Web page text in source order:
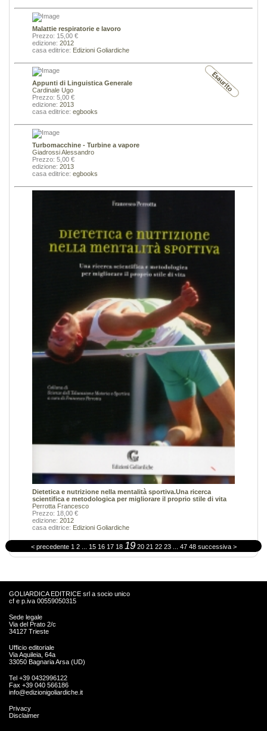
Malattie respiratorie e lavoro
Prezzo: 15,00 €
edizione: 2012
casa editrice: Edizioni Goliardiche
Appunti di Linguistica Generale
Cardinale Ugo
Prezzo: 5,00 €
edizione: 2013
casa editrice: egbooks
Turbomacchine - Turbine a vapore
Giadrossi Alessandro
Prezzo: 5,00 €
edizione: 2013
casa editrice: egbooks
Dietetica e nutrizione nella mentalità sportiva.Una ricerca
scientifica e metodologica per migliorare il proprio stile di vita
Perrotta Francesco
Prezzo: 18,00 €
edizione: 2012
casa editrice: Edizioni Goliardiche
< precedente 1 2 15 16 17 18 19 20 21 22 23 47 48 successiva >
GOLIARDICA EDITRICE srl a socio unico
cf e p.iva 00559050315
Sede legale
Via del Prato 2/c
34127 Trieste
Ufficio editoriale
Via Aquileia, 64a
33050 Bagnaria Arsa (UD)
Tel +39 0432996122
Fax +39 040 566186
info@edizionigoliardiche.it
Privacy
Disclaimer